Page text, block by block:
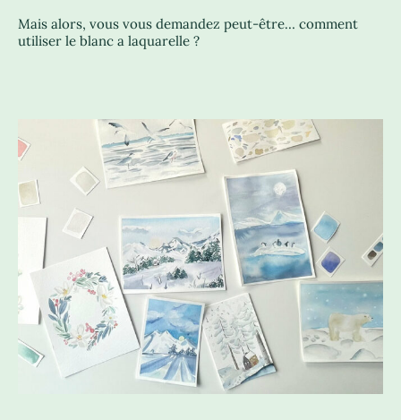
Mais alors, vous vous demandez peut-être… comment
utiliser le blanc a laquarelle ?